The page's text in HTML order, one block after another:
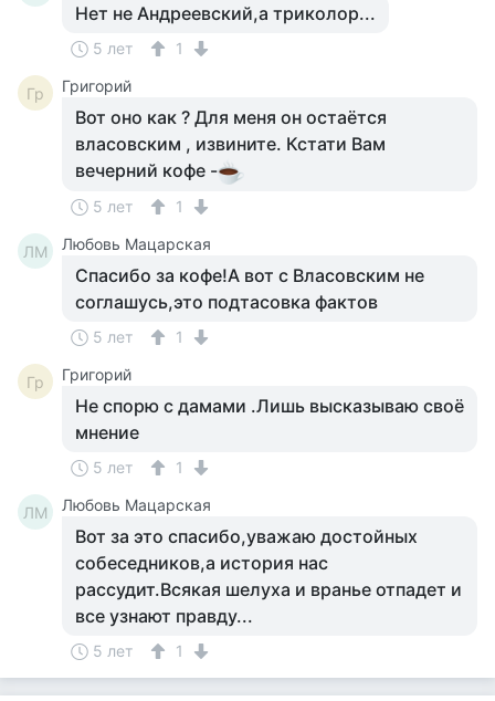
Нет не Андреевский,а триколор...
5 лет 1
Гр Григорий
Вот оно как ? Для меня он остаётся
власовским , извините. Кстати Вам
вечерний кофе -
5 лет 1
ЛМ Любовь Мацарская
Спасибо за кофе!А вот с Власовским не
соглашусь,это подтасовка фактов
5 лет 1
Гр Григорий
Не спорю с дамами .Лишь высказываю своё
мнение
5 лет 1
ЛМ Любовь Мацарская
Вот за это спасибо,уважаю достойных
собеседников,а история нас
рассудит.Всякая шелуха и вранье отпадет и
все узнают правду...
5 лет 1